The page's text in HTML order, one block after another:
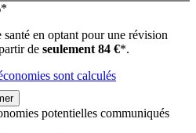
en optant pour une révision
de seulement 84 €*.
sont calculés
potentielles communiqués